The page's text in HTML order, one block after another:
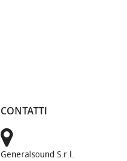
CONTATTI
Generalsound S.r.l.